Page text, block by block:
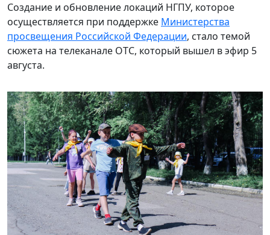
Создание и обновление локаций НГПУ, которое
осуществляется при поддержке Министерства
просвещения Российской Федерации, стало темой
сюжета на телеканале ОТС, который вышел в эфир 5
августа.